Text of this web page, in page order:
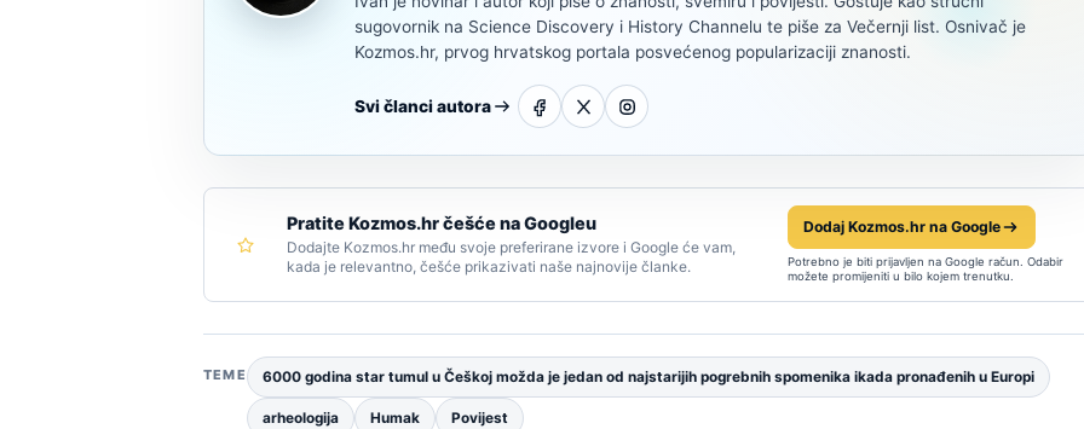
sugovornik na Science Discovery i History Channelu te piše za Večernji list. Osnivač je
Kozmos.hr, prvog hrvatskog portala posvećenog popularizaciji znanosti.
Svi članci autora
Pratite Kozmos.hr češće na Googleu
Dodajte Kozmos.hr među svoje preferirane izvore i Google će vam,
kada je relevantno, češće prikazivati naše najnovije članke.
Dodaj Kozmos.hr na Google
Potrebno je biti prijavljen na Google račun. Odabir
možete promijeniti u bilo kojem trenutku.
TEME 6000 godina star tumul u Češkoj možda je jedan od najstarijih pogrebnih spomenika ikada pronađenih u Europi
arheologija Humak Povijest